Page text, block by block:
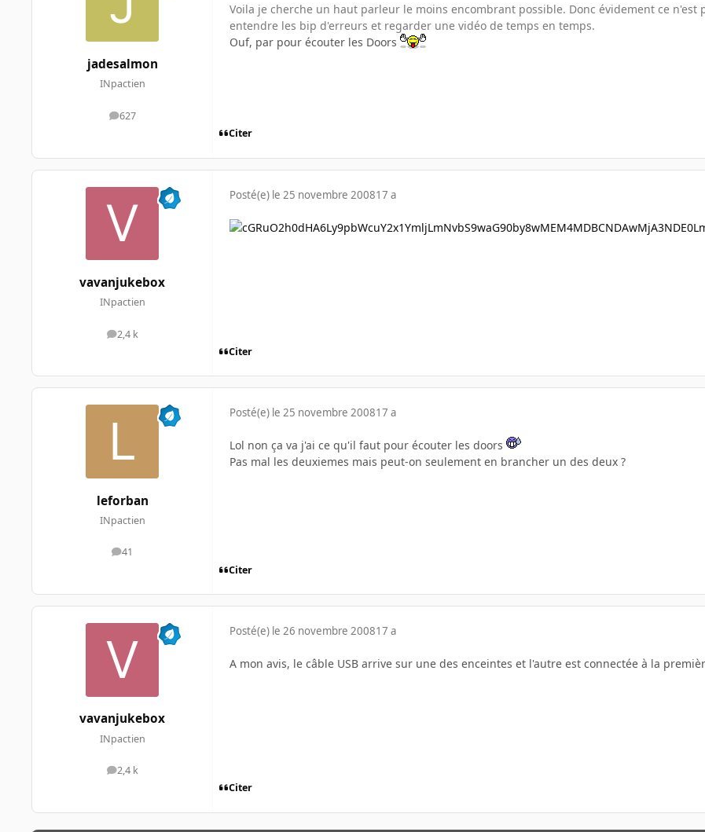
jadesalmon
INpactien
627
messages
Voila je cherche un haut parleur le moins encombrant possible. Donc évidement ce
entendre les bip d'erreurs et regarder une vidéo de temps en temps.
Ouf, par pour écouter les Doors
Citer
vavanjukebox
INpactien
2,4 k
messages
Posté(e) le 25 novembre 200817 a
Citer
leforban
INpactien
41
messages
Posté(e) le 25 novembre 200817 a
Lol non ça va j'ai ce qu'il faut pour écouter les doors
Pas mal les deuxiemes mais peut-on seulement en brancher un des deux ?
Citer
vavanjukebox
INpactien
2,4 k
messages
Posté(e) le 26 novembre 200817 a
A mon avis, le câble USB arrive sur une des enceintes et l'autre est connectée à la
Citer